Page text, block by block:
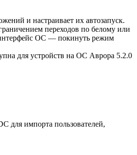
и настраивает их автозапуск.
переходов по белому или
интерфейс ОС — покинуть режим
для устройств на ОС Аврора 5.2.0
для импорта пользователей,